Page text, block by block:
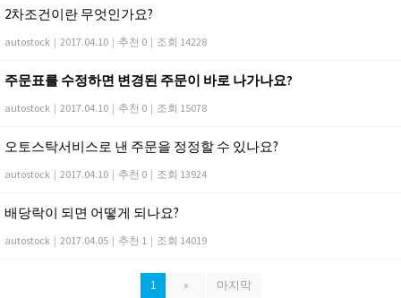
2차조건이란 무엇인가요?
autostock | 2017.04.10 | 추천 0 | 조회 14228
주문표를 수정하면 변경된 주문이 바로 나가나요?
autostock | 2017.04.10 | 추천 0 | 조회 15078
오토스탁서비스로 낸 주문을 정정할 수 있나요?
autostock | 2017.04.10 | 추천 0 | 조회 13924
배당락이 되면 어떻게 되나요?
autostock | 2017.04.05 | 추천 1 | 조회 14019
1 » 마지막